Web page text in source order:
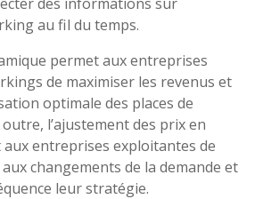
au fil du temps.
permet aux entreprises
de maximiser les revenus et
optimale des places de
l’ajustement des prix en
entreprises exploitantes de
changements de la demande et
leur stratégie.